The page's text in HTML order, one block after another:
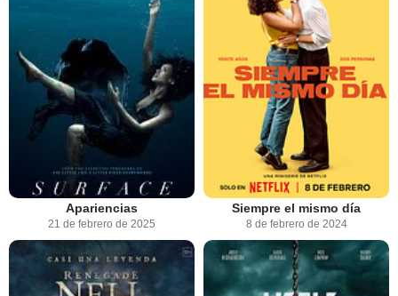
Apariencias
21 de febrero de 2025
Siempre el mismo día
8 de febrero de 2024